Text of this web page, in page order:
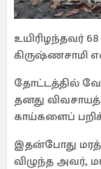
உயிரிழந்தவர்
கிருஷ்ணசாமி
தோட்டத்தில்
தனது
காய்களைப்
இதன்போது
விழுந்த அவர்,